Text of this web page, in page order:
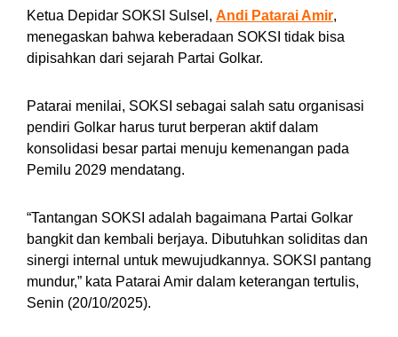
Ketua Depidar SOKSI Sulsel, Andi Patarai Amir,
menegaskan bahwa keberadaan SOKSI tidak bisa
dipisahkan dari sejarah Partai Golkar.
Patarai menilai, SOKSI sebagai salah satu organisasi
pendiri Golkar harus turut berperan aktif dalam
konsolidasi besar partai menuju kemenangan pada
Pemilu 2029 mendatang.
“Tantangan SOKSI adalah bagaimana Partai Golkar
bangkit dan kembali berjaya. Dibutuhkan soliditas dan
sinergi internal untuk mewujudkannya. SOKSI pantang
mundur,” kata Patarai Amir dalam keterangan tertulis,
Senin (20/10/2025).